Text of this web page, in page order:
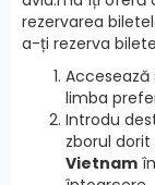
rezervarea
a-ți rezerva
Accesează
limba
Introdu
zborul dorit
Vietnam